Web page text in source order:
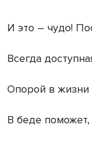
И это – чудо!
Всегда
Опорой в жизни
В беде поможет,